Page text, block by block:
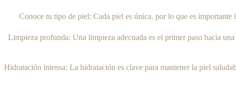
Conoce tu tipo de piel: Cada piel es única, por lo que es importante
Limpieza profunda: Una limpieza adecuada es el primer paso hacia
Hidratación intensa: La hidratación es clave para mantener la piel